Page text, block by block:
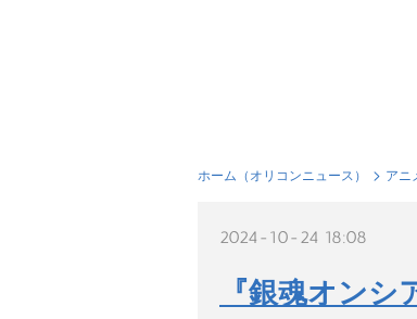
ホーム（オリコンニュース） アニ
2024-10-24 18:08
『銀魂オン